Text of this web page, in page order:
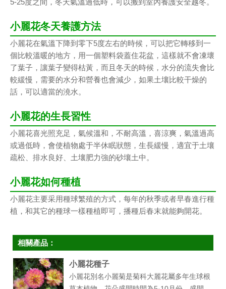
5-25度之間，冬天氣溫過低時，可以搬到室內養護安全越冬。
小麗花冬天養護方法
小麗花在氣溫下降到零下5度左右的時候，可以把它轉移到一
個比較溫暖的地方，用一個塑料袋蓋住花盆，這樣就不會凍壞
了葉子，讓葉子變得枯黃，而且冬天的時候，水分的流失會比
較緩慢，需要的水分和營養也會減少，如果土壤比較干燥的
話，可以適當的澆水。
小麗花的生長習性
小麗花喜光照充足，氣候溫和，不耐高溫，喜涼爽，氣溫過高
或過低時，會使植物處于半休眠狀態，生長緩慢，適宜于土壤
疏松、排水良好、土壤肥力強的砂壤土中。
小麗花如何種植
小麗花主要采用種球繁殖的方式，每年的秋季或者早春進行種
植，和其它的種球一樣種植即可，播種后春末就能夠開花。
相關產品：
小麗花種子
小麗花別名小麗菊是菊科大麗花屬多年生球根